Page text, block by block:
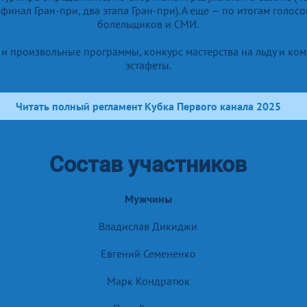
Гран-при, два этапа Гран-при). А еще — по итогам
болельщиков и СМИ.
произвольные программы, конкурс мастерства на льду и
эстафеты.
Читать полный регламент Кубка Первого канала 2025
Состав участников
Мужчины
Владислав Дикиджи
Евгений Семененко
Марк Кондратюк